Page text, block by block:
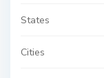
States
Cities